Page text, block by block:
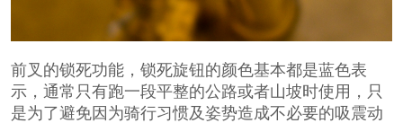
前叉的锁死功能，锁死旋钮的颜色基本都是蓝色表
示，通常只有跑一段平整的公路或者山坡时使用，只
是为了避免因为骑行习惯及姿势造成不必要的吸震动